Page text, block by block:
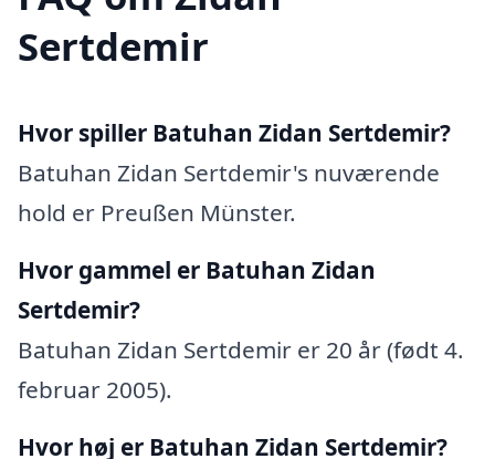
Sertdemir
Hvor spiller Batuhan Zidan Sertdemir?
Batuhan Zidan Sertdemir's nuværende
hold er Preußen Münster.
Hvor gammel er Batuhan Zidan
Sertdemir?
Batuhan Zidan Sertdemir er 20 år (født 4.
februar 2005).
Hvor høj er Batuhan Zidan Sertdemir?